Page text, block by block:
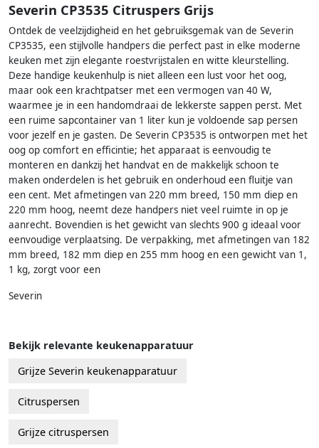
Severin CP3535 Citruspers Grijs
Ontdek de veelzijdigheid en het gebruiksgemak van de Severin
CP3535, een stijlvolle handpers die perfect past in elke moderne
keuken met zijn elegante roestvrijstalen en witte kleurstelling.
Deze handige keukenhulp is niet alleen een lust voor het oog,
maar ook een krachtpatser met een vermogen van 40 W,
waarmee je in een handomdraai de lekkerste sappen perst. Met
een ruime sapcontainer van 1 liter kun je voldoende sap persen
voor jezelf en je gasten. De Severin CP3535 is ontworpen met het
oog op comfort en efficintie; het apparaat is eenvoudig te
monteren en dankzij het handvat en de makkelijk schoon te
maken onderdelen is het gebruik en onderhoud een fluitje van
een cent. Met afmetingen van 220 mm breed, 150 mm diep en
220 mm hoog, neemt deze handpers niet veel ruimte in op je
aanrecht. Bovendien is het gewicht van slechts 900 g ideaal voor
eenvoudige verplaatsing. De verpakking, met afmetingen van 182
mm breed, 182 mm diep en 255 mm hoog en een gewicht van 1,
1 kg, zorgt voor een
Severin
Bekijk relevante keukenapparatuur
Grijze Severin keukenapparatuur
Citruspersen
Grijze citruspersen